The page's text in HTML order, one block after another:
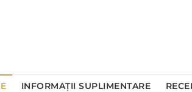
INFORMAȚII SUPLIMENTARE